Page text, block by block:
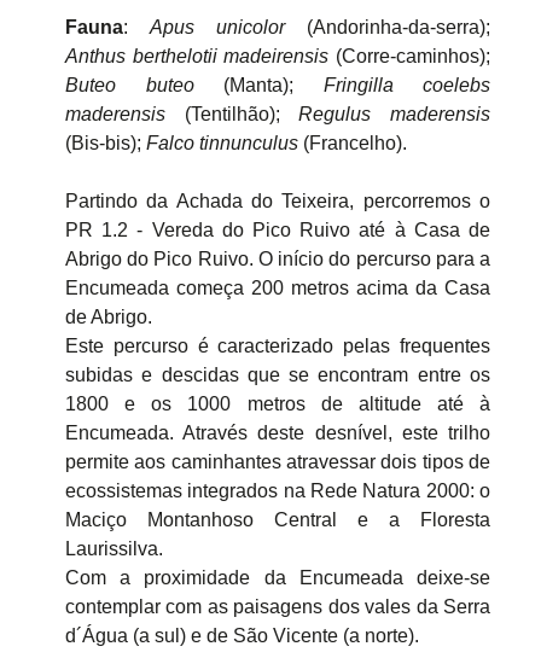
Fauna: Apus unicolor(Andorinha-da-serra);
Anthus berthelotii madeirensis (Corre-caminhos);
Buteo buteo(Manta); Fringilla coelebs
maderensis (Tentilhão);Regulus maderensis
(Bis-bis); Falco tinnunculus (Francelho).
Partindo da Achada do Teixeira, percorremos o
PR 1.2 - Vereda do Pico Ruivo até à Casa de
Abrigo do Pico Ruivo. O início do percurso para a
Encumeada começa 200 metros acima da Casa
de Abrigo.
Este percurso é caracterizado pelas frequentes
subidas e descidas que se encontram entre os
1800 e os 1000 metros de altitude até à
Encumeada. Através deste desnível, este trilho
permite aos caminhantes atravessar dois tipos de
ecossistemas integrados na Rede Natura 2000: o
Maciço Montanhoso Central e a Floresta
Laurissilva.
Com a proximidade da Encumeada deixe-se
contemplar com as paisagens dos vales da Serra
d´Água (a sul) e de São Vicente (a norte).